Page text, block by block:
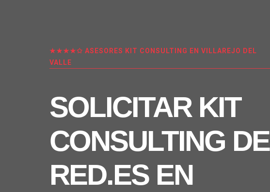
★★★★✩ ASESORES KIT CONSULTING EN VILLAREJO DEL
VALLE
SOLICITAR KIT
CONSULTING DE
RED.ES EN